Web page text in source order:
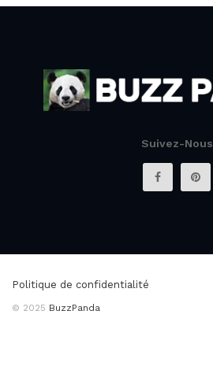
Suivez-Nous
Politique de confidentialité
© 2025 BuzzPanda